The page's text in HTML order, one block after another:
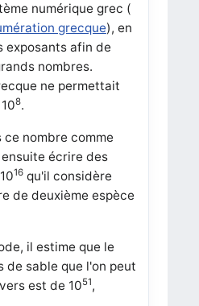
numérique grec (
grecque), en
exposants afin de
nombres.
ne permettait
8.
nombre comme
écrire des
16qu'il considère
de deuxième espèce
il estime que le
de sable que l'on peut
est de 1051,